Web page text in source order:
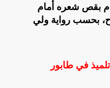
بقص شعره أمام
بحسب رواية ولي
في طابور